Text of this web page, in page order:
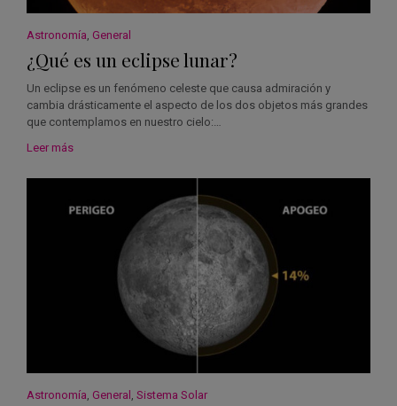
Astronomía General
¿Qué es un eclipse lunar?
Un eclipse es un fenómeno celeste que causa admiración y
cambia drásticamente el aspecto de los dos objetos más grandes
que contemplamos en nuestro cielo:…
Leer más
Astronomía, General , Sistema Solar